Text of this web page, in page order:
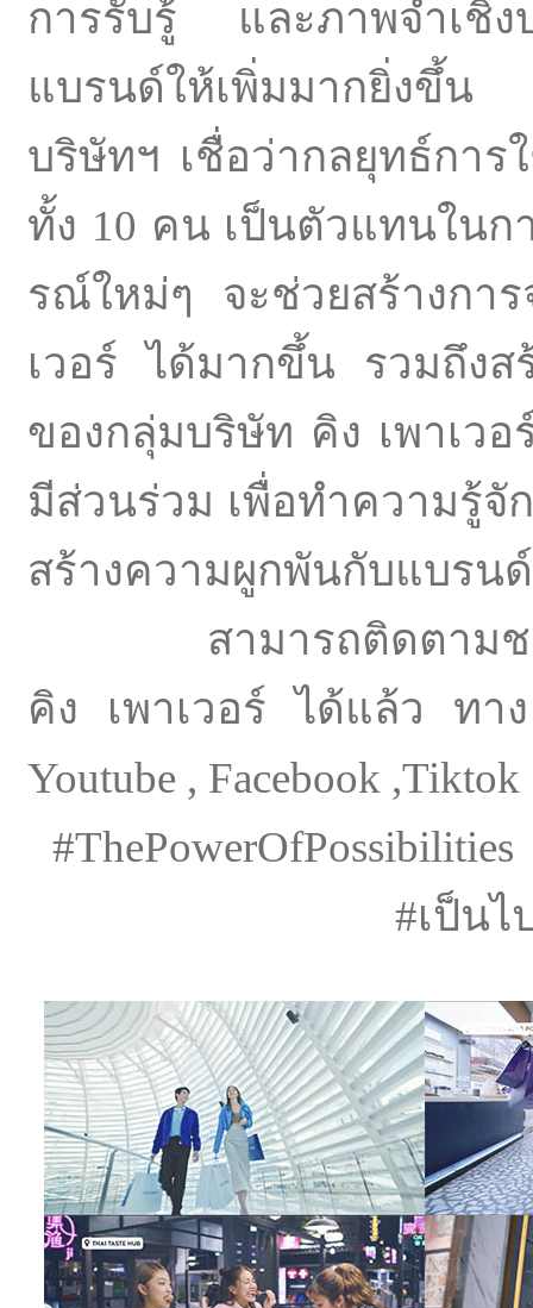
การรับรู้ และภาพจำเชิ
แบรนด์ให้เพิ่มมากยิ่งขึ้น
บริษัทฯ เชื่อว่ากลยุทธ์การ
ทั้ง 10 คน เป็นตัวแทนใน
รณ์ใหม่ๆ จะช่วยสร้างกา
เวอร์ ได้มากขึ้น รวมถึงส
ของกลุ่มบริษัท คิง เพาเว
มีส่วนร่วม เพื่อทำความรู้
สร้างความผูกพันกับแบรน
สามารถติดตามชมห
คิง เพาเวอร์ ได้แล้ว ทา
Youtube , Facebook
#เป็นไ